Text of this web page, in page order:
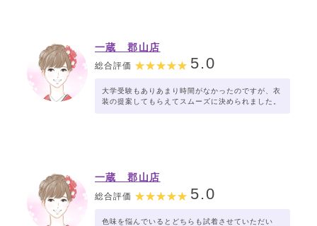
一蔵 郡山店
総合評価 5.0
大学受験もありあまり時間がなかったのですが、衣
装の提案してもらえてスムーズに決められました。
一蔵 郡山店
総合評価 5.0
色味を悩んでいるとどちらも試着させていただい